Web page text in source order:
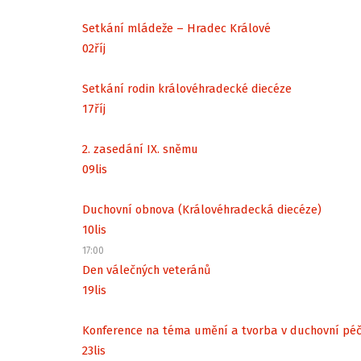
Setkání mládeže – Hradec Králové
02říj
Setkání rodin královéhradecké diecéze
17říj
2. zasedání IX. sněmu
09lis
Duchovní obnova (Královéhradecká diecéze)
10lis
17:00
Den válečných veteránů
19lis
Konference na téma umění a tvorba v duchovní
23lis